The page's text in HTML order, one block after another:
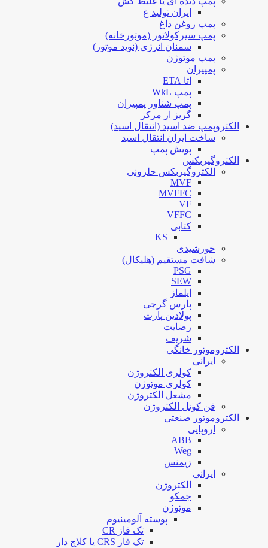
ایران تولید غ
پمپ روغن داغ
پمپ سیرکولاتور (موتورخانه)
سمنان انرژی (نوید موتور)
پمپ موتوژن
پمپیران
اتا ETA
پمپ WkL
پمپ شناور پمپیران
گریز از مرکز
الکتروپمپ ضد اسید (انتقال اسید)
ساخت ایران انتقال اسید
پویش پمپ
الکتروگیربکس
الکتروگیربکس حلزونی
MVF
MVFFC
VF
VFFC
کتابی
KS
خورشیدی
شافت مستقیم (هلیکال)
PSG
SEW
ایلماز
پارس گرجی
پولادین پارت
رضایت
شریف
الکتروموتور خانگی
ایرانی
کولری الکتروژن
کولری موتوژن
مشعل الکتروژن
فن کوئل الکتروژن
الکتروموتور صنعتی
اروپایی
ABB
Weg
زیمنس
ایرانی
الکتروژن
جمکو
موتوژن
پوسته آلومینیوم
تک فاز CR
تک فاز CRS یا کلاچ دار